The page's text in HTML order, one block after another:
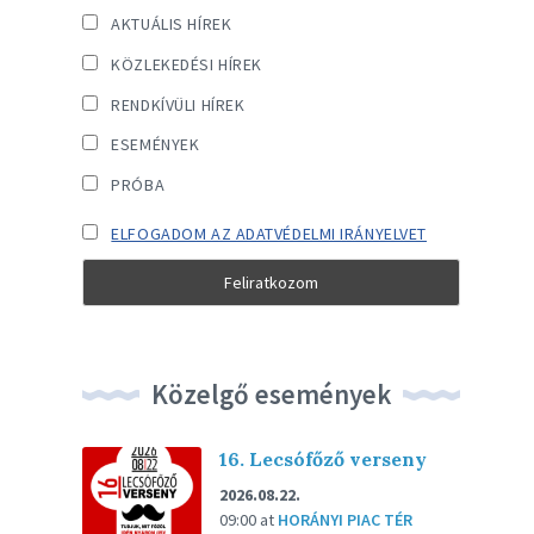
AKTUÁLIS HÍREK
KÖZLEKEDÉSI HÍREK
RENDKÍVÜLI HÍREK
ESEMÉNYEK
PRÓBA
ELFOGADOM AZ ADATVÉDELMI IRÁNYELVET
Közelgő események
16. Lecsófőző verseny
2026.08.22.
09:00 at HORÁNYI PIAC TÉR